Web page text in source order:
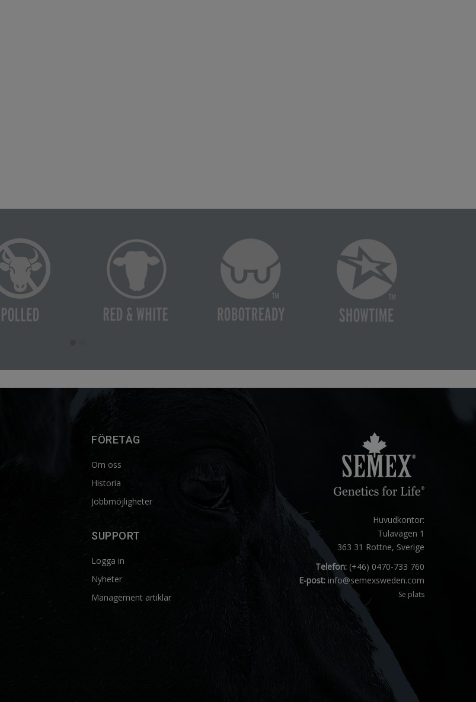
FÖRETAG
Om oss
Historia
Jobbmöjligheter
SUPPORT
Logga in
Nyheter
Management artiklar
Huvudkontor:
Tulavägen 1
363 31 Rottne, Sverige
Telefon:(+46) 0470-733 760
E-post: info@semexsweden.com
Se plats